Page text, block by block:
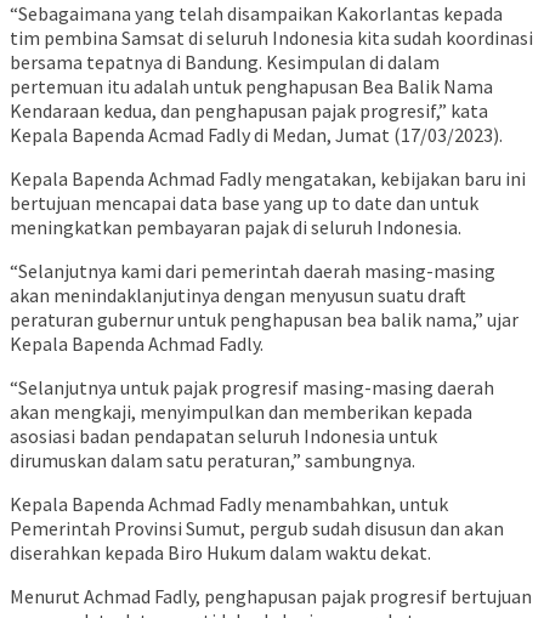
“Sebagaimana yang telah disampaikan Kakorlantas kepada
tim pembina Samsat di seluruh Indonesia kita sudah koordinasi
bersama tepatnya di Bandung. Kesimpulan di dalam
pertemuan itu adalah untuk penghapusan Bea Balik Nama
Kendaraan kedua, dan penghapusan pajak progresif,” kata
Kepala Bapenda Acmad Fadly di Medan, Jumat (17/03/2023).
Kepala Bapenda Achmad Fadly mengatakan, kebijakan baru ini
bertujuan mencapai data base yang up to date dan untuk
meningkatkan pembayaran pajak di seluruh Indonesia.
“Selanjutnya kami dari pemerintah daerah masing-masing
akan menindaklanjutinya dengan menyusun suatu draft
peraturan gubernur untuk penghapusan bea balik nama,” ujar
Kepala Bapenda Achmad Fadly.
“Selanjutnya untuk pajak progresif masing-masing daerah
akan mengkaji, menyimpulkan dan memberikan kepada
asosiasi badan pendapatan seluruh Indonesia untuk
dirumuskan dalam satu peraturan,” sambungnya.
Kepala Bapenda Achmad Fadly menambahkan, untuk
Pemerintah Provinsi Sumut, pergub sudah disusun dan akan
diserahkan kepada Biro Hukum dalam waktu dekat.
Menurut Achmad Fadly, penghapusan pajak progresif bertujuan